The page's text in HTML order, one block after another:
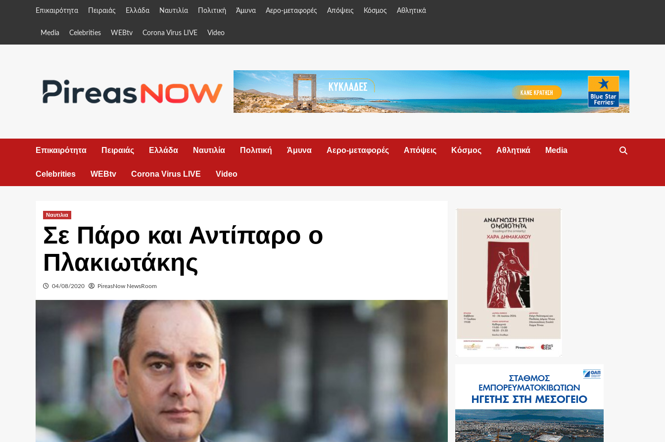
Επικαιρότητα Πειραιάς Ελλάδα Ναυτιλία Πολιτική Άμυνα Αερο-μεταφορές Απόψεις Κόσμος Αθλητικά
Media Celebrities WEBtv Corona Virus LIVE Video
Επικαιρότητα Πειραιάς Ελλάδα Ναυτιλία Πολιτική Άμυνα Αερο-μεταφορές Απόψεις Κόσμος Αθλητικά Media
Celebrities WEBtv Corona Virus LIVE Video
Ναυτιλια
Σε Πάρο και Αντίπαρο ο
Πλακιωτάκης
04/08/2020 PireasNow NewsRoom